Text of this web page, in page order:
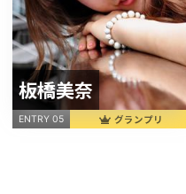
板橋美奈
ENTRY 05 グランプリ